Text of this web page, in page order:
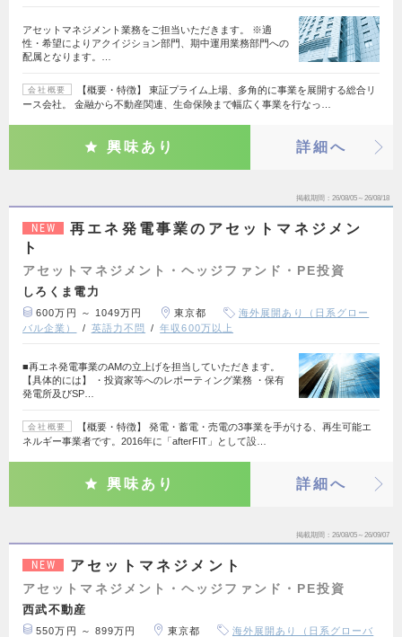
アセットマネジメント業務をご担当いただきます。 ※適
性・希望によりアクイジション部門、期中運用業務部門への
配属となります。…
会社概要
【概要・特徴】 東証プライム上場、多角的に事業を展開する総合リ
ース会社。 金融から不動産関連、生命保険まで幅広く事業を行なっ…
興味あり 詳細へ
掲載期間 26/08/05～26/08/18
NEW
再エネ発電事業のアセットマネジメン
ト
アセットマネジメント・ヘッジファンド・PE投資
しろくま電力
600万円 ～ 1049万円 東京都
海外展開あり（日系グロー
バル企業）
英語力不問 年収600万以上
■再エネ発電事業のAMの立上げを担当していただきます。
【具体的には】 ・投資家等へのレポーティング業務 ・保有
発電所及びSP…
会社概要
【概要・特徴】 発電・蓄電・売電の3事業を手がける、再生可能エ
ネルギー事業者です。2016年に「afterFIT」として設…
興味あり 詳細へ
掲載期間 26/08/05～26/09/07
NEW アセットマネジメント
アセットマネジメント・ヘッジファンド・PE投資
西武不動産
550万円 ～ 899万円 東京都
海外展開あり（日系グローバ